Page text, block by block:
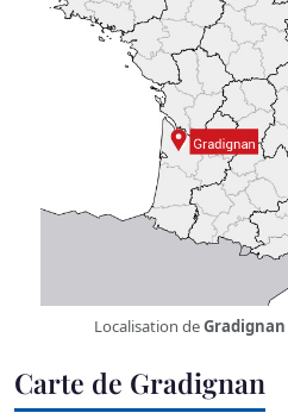
Localisation deGradignan
Carte de Gradignan